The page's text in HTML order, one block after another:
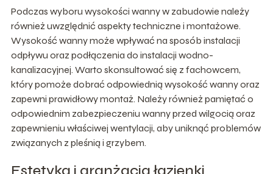
Podczas wyboru wysokości wanny w zabudowie należy
również uwzględnić aspekty techniczne i montażowe.
Wysokość wanny może wpływać na sposób instalacji
odpływu oraz podłączenia do instalacji wodno-
kanalizacyjnej. Warto skonsultować się z fachowcem,
który pomoże dobrać odpowiednią wysokość wanny oraz
zapewni prawidłowy montaż. Należy również pamiętać o
odpowiednim zabezpieczeniu wanny przed wilgocią oraz
zapewnieniu właściwej wentylacji, aby uniknąć problemów
związanych z pleśnią i grzybem.